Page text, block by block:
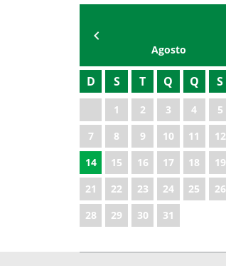
2019
2020
2021
2023
2024
2025
2026
Agosto
D S T Q Q S
1 2 3 4 5
7
8 9 10 11 12
14
15 16 17 18 19
21
22 23 24 25 26
28
29 30 31